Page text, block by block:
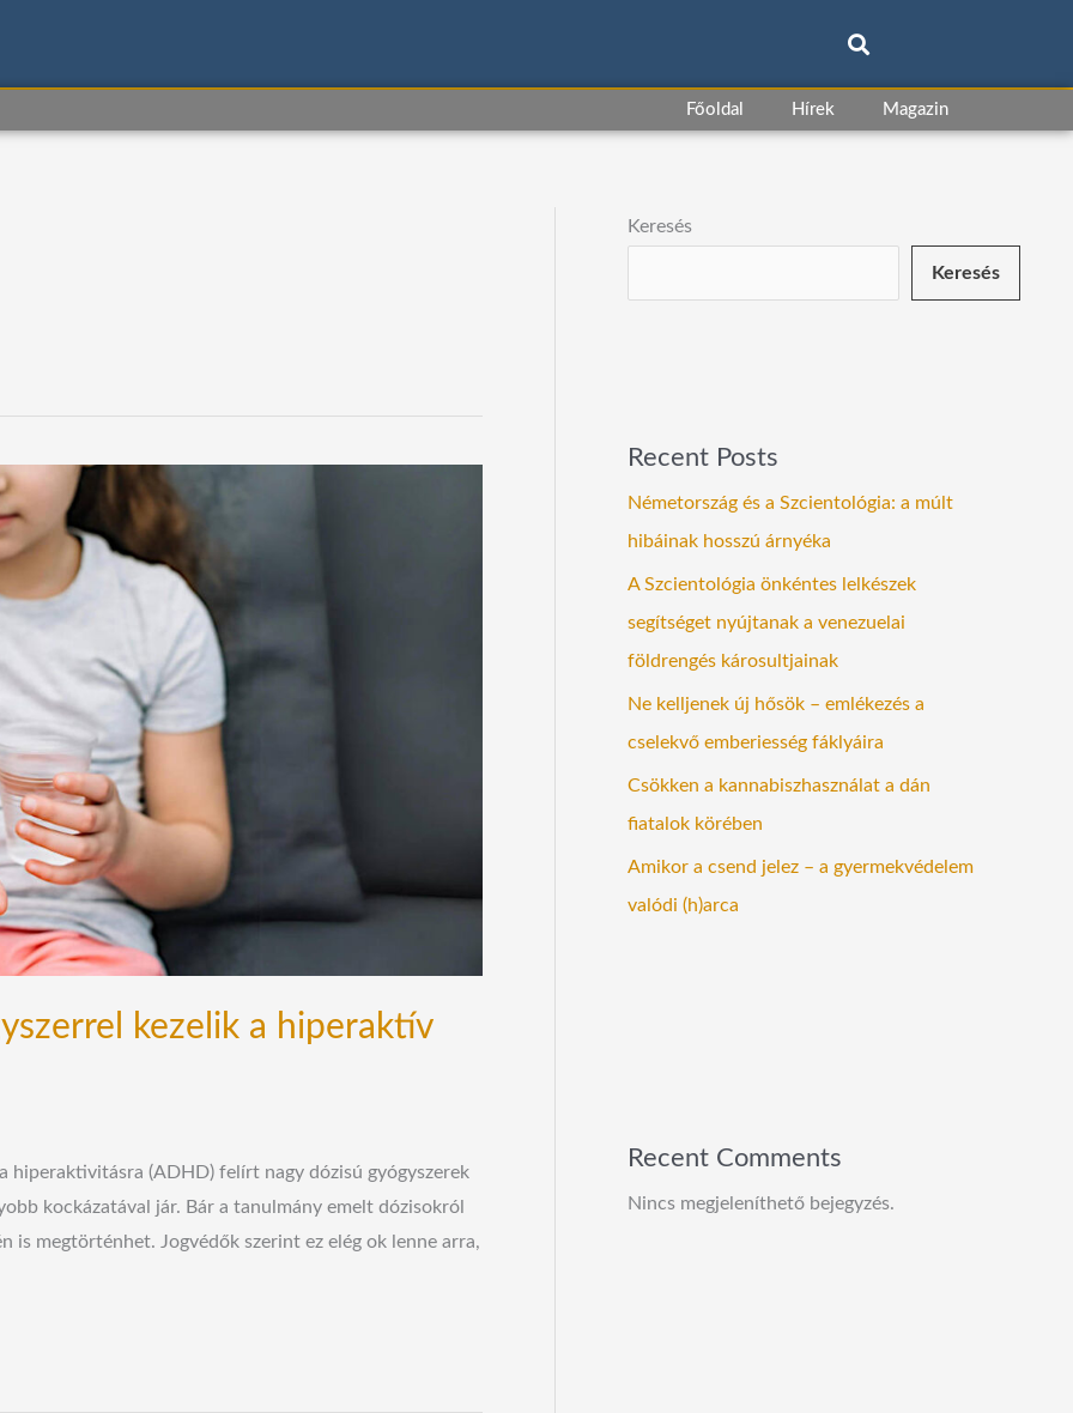
Főoldal Hírek Magazin
kezelik a hiperaktív
hiperaktivitásra (ADHD) felírt nagy dózisú gyógyszerek
kockázatával jár. Bár a tanulmány emelt dózisokról
is megtörténhet. Jogvédők szerint ez elég ok lenne arra,
Keresés
Keresés
Recent Posts
Németország és a Szcientológia: a múlt
hibáinak hosszú árnyéka
A Szcientológia önkéntes lelkészek
segítséget nyújtanak a venezuelai
földrengés károsultjainak
Ne kelljenek új hősök – emlékezés a
cselekvő emberiesség fáklyáira
Csökken a kannabiszhasználat a dán
fiatalok körében
Amikor a csend jelez – a gyermekvédelem
valódi (h)arca
Recent Comments
Nincs megjeleníthető bejegyzés.